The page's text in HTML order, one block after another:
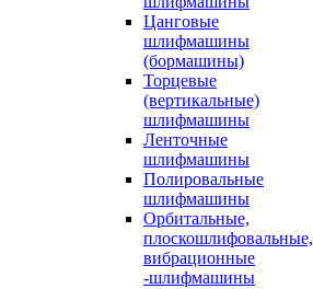
Цанговые
шлифмашины
(бормашины)
Торцевые
(вертикальные)
шлифмашины
Ленточные
шлифмашины
Полировальные
шлифмашины
Орбитальные,
плоскошлифовальные,
вибрационные
-шлифмашины